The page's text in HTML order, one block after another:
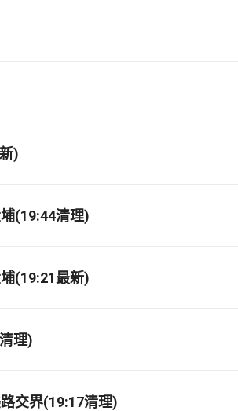
)
(19:44清理)
(19:21最新)
理)
交界(19:17清理)